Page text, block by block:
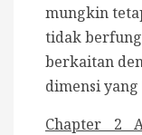
mungkin
tidak
berkaitan
dimensi
Chapter 2